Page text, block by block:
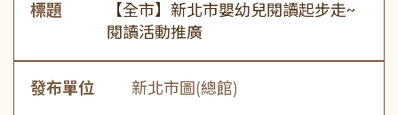
標題
【全市】新北市嬰幼兒閱讀起步走~
閱讀活動推廣
發布單位 新北市圖(總館)